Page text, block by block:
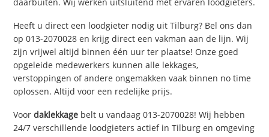
daarbuiten. Wij werken uitsluitend met ervaren loodgieters.
Heeft u direct een loodgieter nodig uit Tilburg? Bel ons dan
op 013-2070028 en krijg direct een vakman aan de lijn. Wij
zijn vrijwel altijd binnen één uur ter plaatse! Onze goed
opgeleide medewerkers kunnen alle lekkages,
verstoppingen of andere ongemakken vaak binnen no time
oplossen. Altijd voor een redelijke prijs.
Voordaklekkage belt u vandaag 013-2070028! Wij hebben
24/7 verschillende loodgieters actief in Tilburg en omgeving